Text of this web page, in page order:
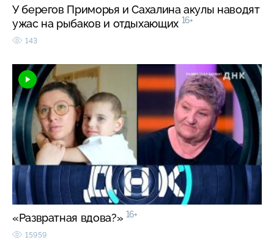
У берегов Приморья и Сахалина акулы наводят
ужас на рыбаков и отдыхающих 16+
143
«Развратная вдова?» 16+
15959